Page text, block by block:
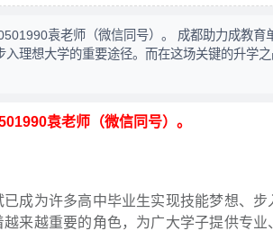
袁老师（微信同号）。 成都助力成教
理想大学的重要途径。而在这场关键的升学
袁老师（微信同号）。
成为许多高中毕业生实现技能梦想、
来越重要的角色，为广大学子提供专